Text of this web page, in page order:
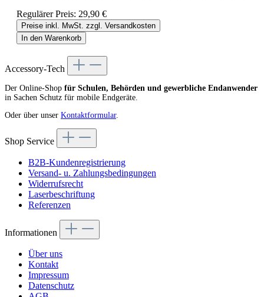
Regulärer Preis: 29,90 €
Preise inkl. MwSt. zzgl. Versandkosten
In den Warenkorb
Accessory-Tech
Der Online-Shop für Schulen, Behörden und gewerbliche Endanwender
in Sachen Schutz für mobile Endgeräte.
Oder über unser Kontaktformular.
Shop Service
B2B-Kundenregistrierung
Versand- u. Zahlungsbedingungen
Widerrufsrecht
Laserbeschriftung
Referenzen
Informationen
Über uns
Kontakt
Impressum
Datenschutz